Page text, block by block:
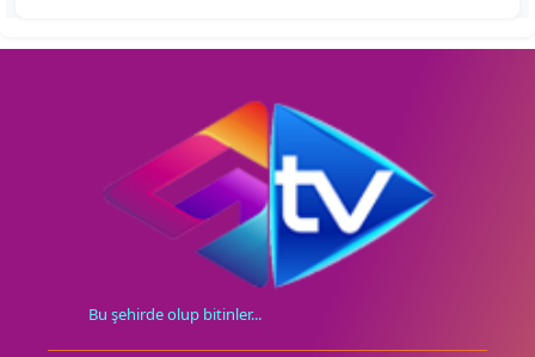
Bu şehirde olup bitinler...